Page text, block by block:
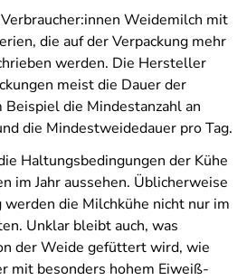
Weidemilch mit
die auf der Verpackung mehr
werden. Die Hersteller
meist die Dauer der
die Mindestanzahl an
die Mindestweidedauer pro Tag.
Haltungsbedingungen der Kühe
im Jahr aussehen. Üblicherweise
die Milchkühe nicht nur im
Unklar bleibt auch, was
der Weide gefüttert wird, wie
mit besonders hohem Eiweiß-